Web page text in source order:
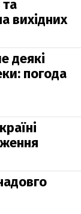
вихідних
деякі
погода